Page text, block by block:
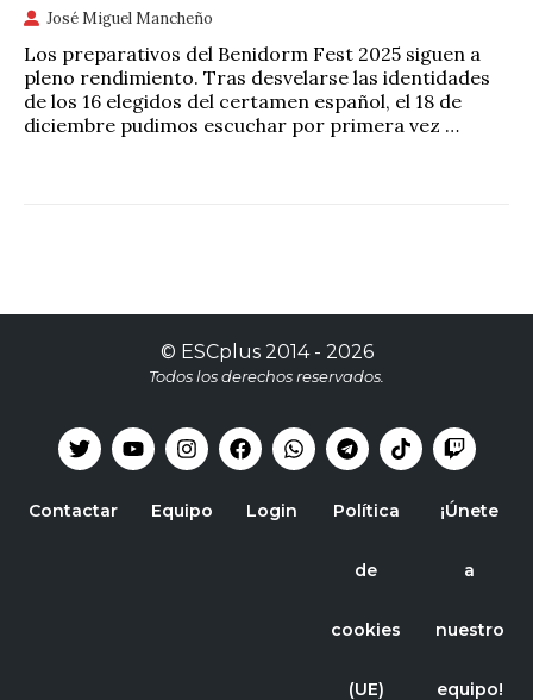
José Miguel Mancheño
Los preparativos del Benidorm Fest 2025 siguen a
pleno rendimiento. Tras desvelarse las identidades
de los 16 elegidos del certamen español, el 18 de
diciembre pudimos escuchar por primera vez …
© ESCplus2014 - 2026
Todos los derechos reservados.
Contactar Equipo Login Política
de
cookies
(UE)
¡Únete
a
nuestro
equipo!